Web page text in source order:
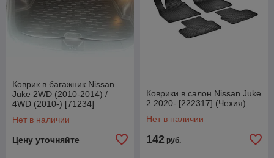
Коврик в багажник Nissan
Juke 2WD (2010-2014) /
4WD (2010-) [71234]
Нет в наличии
Цену уточняйте
Коврики в салон Nissan Juke
2 2020- [222317] (Чехия)
Нет в наличии
142 руб.